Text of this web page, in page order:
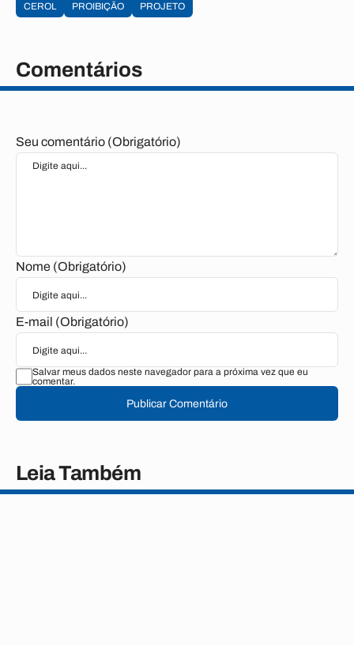
CEROL PROIBIÇÃO PROJETO
Comentários
Seu comentário (Obrigatório)
Nome (Obrigatório)
E-mail (Obrigatório)
Salvar meus dados neste navegador para a próxima vez que eu
comentar.
Publicar Comentário
Leia Também